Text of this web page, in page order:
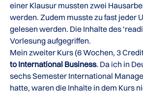
einer Klausur mussten zwei
werden. Zudem musste zu fast jeder
gelesen werden. Die Inhalte des
Vorlesung aufgegriffen.
Mein zweiter Kurs (6 Wochen, 3
to International Business. Da ich in
sechs Semester International
hatte, waren die Inhalte in dem Kurs